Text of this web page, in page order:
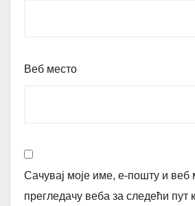
Веб место
Сачувај моје име, е-пошту и веб
прегледачу веба за следећи пут